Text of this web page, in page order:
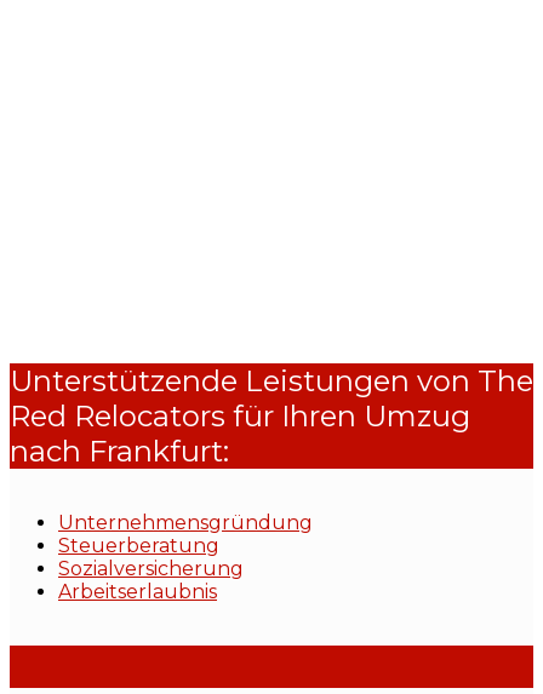
Unterstützende Leistungen von The
Red Relocators für Ihren Umzug
nach Frankfurt:
Unternehmensgründung
Steuerberatung
Sozialversicherung
Arbeitserlaubnis